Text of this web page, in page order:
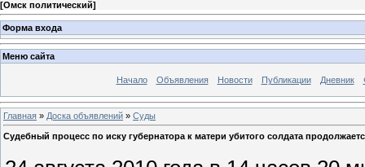
[Омск политический]
Форма входа
Меню сайта
Начало Объявления Новости Публикации Дневник
Главная » Доска объявлений » Суды
Судебный процесс по иску губернатора к матери убитого солдата